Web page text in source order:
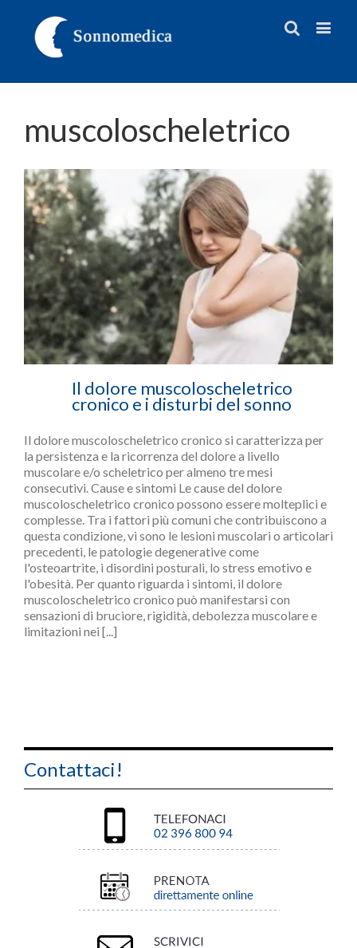
muscoloscheletrico
Il dolore muscoloscheletrico
cronico e i disturbi del sonno
Il dolore muscoloscheletrico cronico si caratterizza per
la persistenza e la ricorrenza del dolore a livello
muscolare e/o scheletrico per almeno tre mesi
consecutivi. Cause e sintomi Le cause del dolore
muscoloscheletrico cronico possono essere molteplici e
complesse. Tra i fattori più comuni che contribuiscono a
questa condizione, vi sono le lesioni muscolari o articolari
precedenti, le patologie degenerative come
l'osteoartrite, i disordini posturali, lo stress emotivo e
l'obesità. Per quanto riguarda i sintomi, il dolore
muscoloscheletrico cronico può manifestarsi con
sensazioni di bruciore, rigidità, debolezza muscolare e
limitazioni nei [...]
Contattaci!